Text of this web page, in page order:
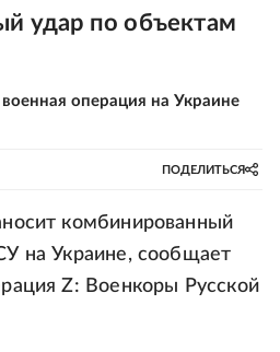
удар по объектам
операция на Украине
ПОДЕЛИТЬСЯ
комбинированный
на Украине, сообщает
Z: Военкоры Русской